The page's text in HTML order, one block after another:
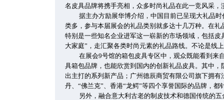
名皮具品牌将携手亮相，众多时尚礼品在此一竞风采
据主办方励展华博介绍，中国目前已呈现大礼品
类多，参与本届展会的礼品类别就多达十几万种。在
特别是一些知名企业进军这一崭新的市场领域，包括
大家庭”，走汇聚各类时尚元素的礼品路线。不论是线
在展会9号馆的箱包皮具专区中，观众既能看到来
具箱包品牌，也能欣赏到国内的创新礼品皮具。其中
出主打的系列新产品；广州德辰商贸有限公司旗下拥有
丹、“佛兰克”、香港“龙鳄”等四个享誉国际的品牌，都
另外，融合意大利古老的制皮技术和德国传统的